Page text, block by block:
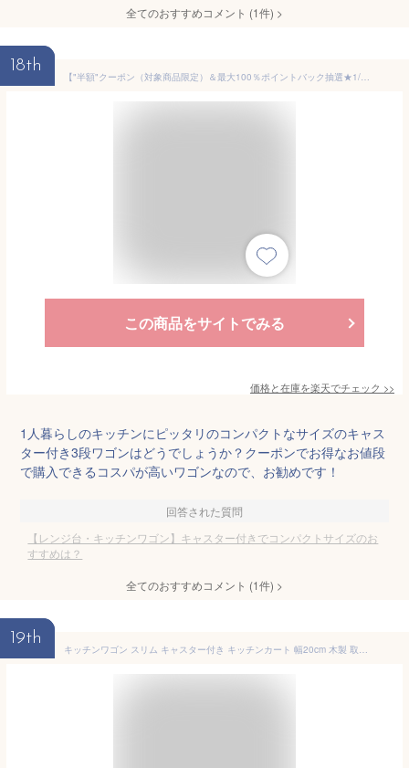
全てのおすすめコメント (1件) >
18th
【"半額"クーポン（対象商品限定）＆最大100％ポイントバック抽選★1/1】 ワゴン キャスター付き 3段 キッチン キッチンワゴン スタッキング バスケット 洗面 洗面所 デスク ランドリー リビング 収納 おしゃれ 黒 白 かご カゴ キャスター コンパクト スリム マルチ ラック
この商品をサイトでみる
価格と在庫を楽天でチェック >>
1人暮らしのキッチンにピッタリのコンパクトなサイズのキャス
ター付き3段ワゴンはどうでしょうか？クーポンでお得なお値段
で購入できるコスパが高いワゴンなので、お勧めです！
回答された質問
【レンジ台・キッチンワゴン】キャスター付きでコンパクトサイズのお
すすめは？
全てのおすすめコメント (1件) >
19th
キッチンワゴン スリム キャスター付き キッチンカート 幅20cm 木製 取っ手付き キッチンキャビネット キッチン収納 キャスターワゴン 収納ワゴン 食器棚 レンジ台 調味料ワゴン サイドワゴン 収納カート ホワイト